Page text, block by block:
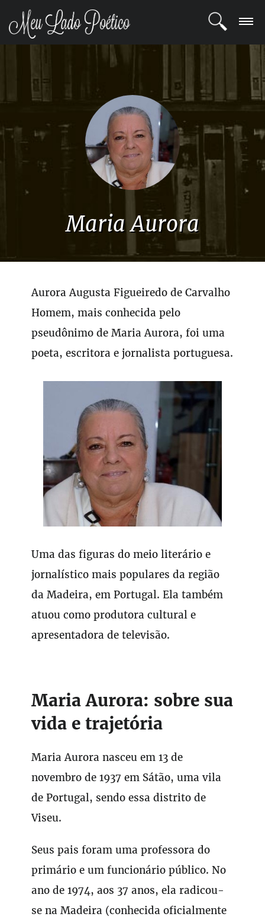
REGISTRO
Maria Aurora
Aurora Augusta Figueiredo de Carvalho
Homem, mais conhecida pelo
pseudônimo de Maria Aurora, foi uma
poeta, escritora e jornalista portuguesa.
Uma das figuras do meio literário e
jornalístico mais populares da região
da Madeira, em Portugal. Ela também
atuou como produtora cultural e
apresentadora de televisão.
Maria Aurora: sobre sua
vida e trajetória
Maria Aurora nasceu em 13 de
novembro de 1937 em Sátão, uma vila
de Portugal, sendo essa distrito de
Viseu.
Seus pais foram uma professora do
primário e um funcionário público. No
ano de 1974, aos 37 anos, ela radicou-
se na Madeira (conhecida oficialmente